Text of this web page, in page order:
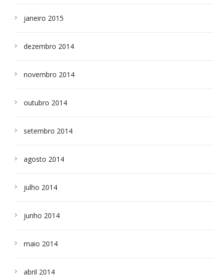
janeiro 2015
dezembro 2014
novembro 2014
outubro 2014
setembro 2014
agosto 2014
julho 2014
junho 2014
maio 2014
abril 2014